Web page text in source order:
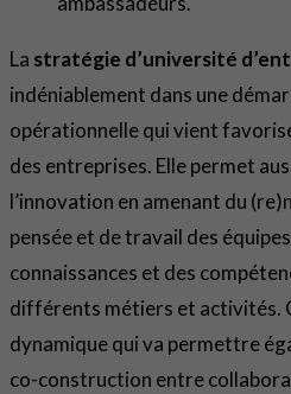
La stratégie d’université
indéniablement dans une
opérationnelle qui vient
des entreprises. Elle permet
l’innovation en amenant du
pensée et de travail des
connaissances et des
différents métiers et activités.
dynamique qui va permettre
co-construction entre